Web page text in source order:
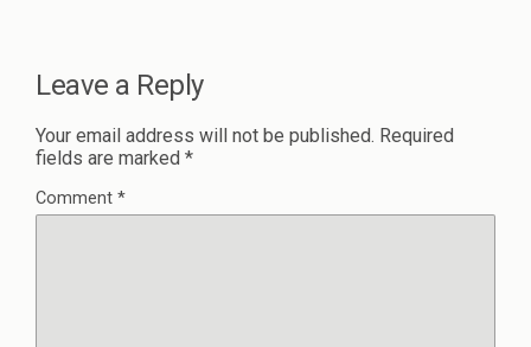
Leave a Reply
Your email address will not be published. Required
fields are marked *
Comment *